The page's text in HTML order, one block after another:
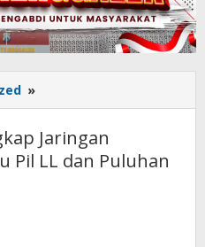
»
Nganjuk
Jaringan
Narkoba
Jaringan
Pil LL dan Puluhan